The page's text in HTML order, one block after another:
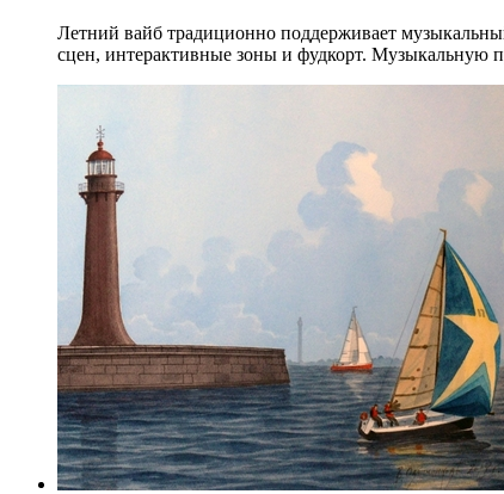
Летний вайб традиционно поддерживает
сцен, интерактивные зоны и фудкорт. Музыкальную